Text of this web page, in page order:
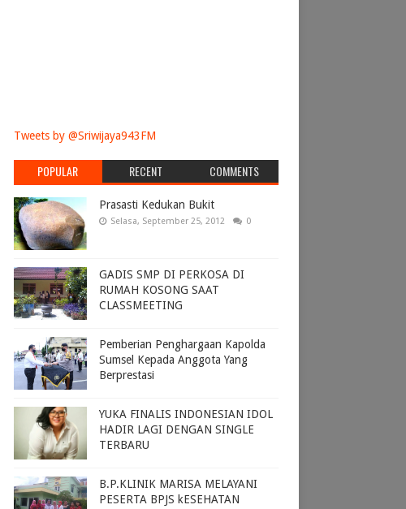
Tweets by @Sriwijaya943FM
POPULAR RECENT COMMENTS
Prasasti Kedukan Bukit
Selasa, September 25, 2012 0
GADIS SMP DI PERKOSA DI
RUMAH KOSONG SAAT
CLASSMEETING
Pemberian Penghargaan Kapolda
Sumsel Kepada Anggota Yang
Berprestasi
YUKA FINALIS INDONESIAN IDOL
HADIR LAGI DENGAN SINGLE
TERBARU
B.P.KLINIK MARISA MELAYANI
PESERTA BPJS kESEHATAN